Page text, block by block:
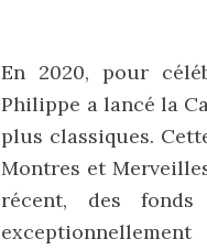
En 2020, pour
Philippe a lancé la
plus classiques.
Montres et
récent, des